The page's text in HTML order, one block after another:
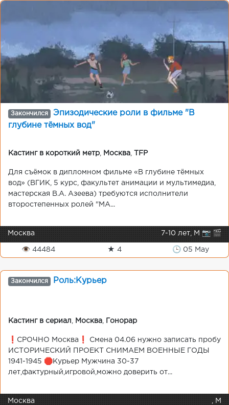
Закончился
Эпизодические роли в фильме "В
глубине тёмных вод"
Кастинг в короткий метр Москва TFP
Для съёмок в дипломном фильме «В глубине тёмных
вод» (ВГИК, 5 курс, факультет анимации и мультимедиа,
мастерская В.А. Азеева) требуются исполнители
второстепенных ролей "МА...
Москва 7-10 лет, М 📷 🎬
👁 44484 ★ 4 🕒 05 May
Закончился Роль:Курьер
Кастинг в сериал Москва Гонорар
❗️СРОЧНО Москва❗️ Смена 04.06 нужно записать пробу
ИСТОРИЧЕСКИЙ ПРОЕКТ СНИМАЕМ ВОЕННЫЕ ГОДЫ
1941-1945 🛑Курьер Мужчина 30-37
лет,фактурный,игровой,можно доверить от...
Москва , М